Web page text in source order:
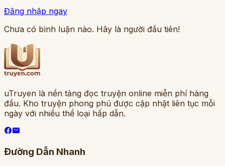
Đăng nhập ngay
Chưa có bình luận nào. Hãy là người đầu tiên!
uTruyen là nền tảng đọc truyện online miễn phí hàng
đầu. Kho truyện phong phú được cập nhật liên tục mỗi
ngày với nhiều thể loại hấp dẫn.
Đường Dẫn Nhanh